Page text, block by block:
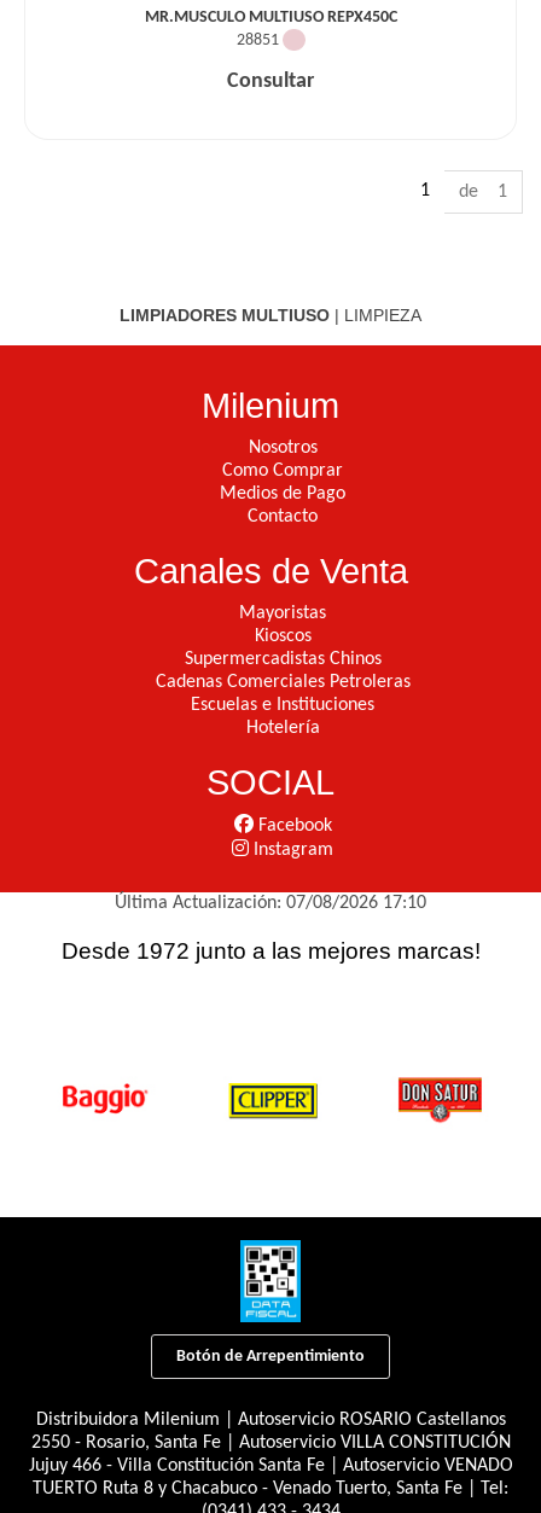
MR.MUSCULO MULTIUSO REPX450C
28851
Consultar
1 de 1
LIMPIADORES MULTIUSO | LIMPIEZA
Milenium
Nosotros
Como Comprar
Medios de Pago
Contacto
Canales de Venta
Mayoristas
Kioscos
Supermercadistas Chinos
Cadenas Comerciales Petroleras
Escuelas e Instituciones
Hotelería
SOCIAL
Facebook
Instagram
Última Actualización: 07/08/2026 17:10
Desde 1972 junto a las mejores marcas!
Botón de Arrepentimiento
Distribuidora Milenium | Autoservicio ROSARIO Castellanos
2550 - Rosario, Santa Fe | Autoservicio VILLA CONSTITUCIÓN
Jujuy 466 - Villa Constitución Santa Fe | Autoservicio VENADO
TUERTO Ruta 8 y Chacabuco - Venado Tuerto, Santa Fe | Tel: